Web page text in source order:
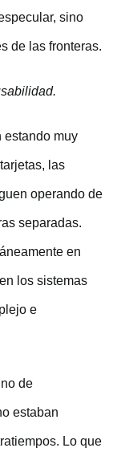
sino
de las fronteras.
estando muy
las
operando de
separadas.
en
los sistemas
e
de
estaban
Lo que